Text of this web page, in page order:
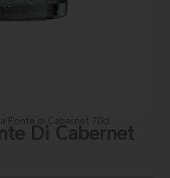
Ponte di Cabernet 70cl
Di Cabernet